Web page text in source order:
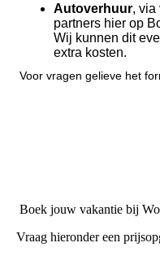
Autoverhuur, via
partners hier op
Wij kunnen dit
extra kosten.
Voor vragen gelieve het
Boek jouw vakantie bij
Vraag hieronder een